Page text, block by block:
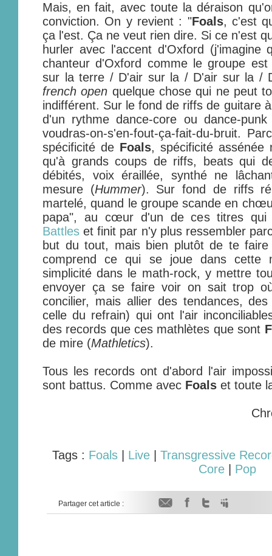
Mais, en fait, avec toute la déraison
conviction. On y revient : "Foals, c'est
ça l'est. Ça ne veut rien dire. Si ce n'est
hurler avec l'accent d'Oxford (j'imagine
chanteur d'Oxford comme le groupe
sur la terre / D'air sur la / D'air sur la /
french open quelque chose qui ne peut
indifférent. Sur le fond de riffs de guitare
d'un rythme dance-core ou dance-punk
voudras-on-s'en-fout-ça-fait-du-bruit.
spécificité de Foals, spécificité assénée
qu'à grands coups de riffs, beats qui
débités, voix éraillée, synthé ne
mesure (Hummer). Sur fond de riffs
martelé, quand le groupe scande en
papa", au cœur d'un de ces titres qui
Battles et finit par n'y plus ressembler
but du tout, mais bien plutôt de te
comprend ce qui se joue dans cette
simplicité dans le math-rock, y mettre
envoyer ça se faire voir on sait trop
concilier, mais allier des tendances,
celle du refrain) qui ont l'air
des records que ces mathlètes que sont
de mire (Mathletics).
Tous les records ont d'abord l'air
sont battus. Comme avec Foals et toute
Tags : Foals| Live| Transgressive
Core| Pop
Partager cet article :